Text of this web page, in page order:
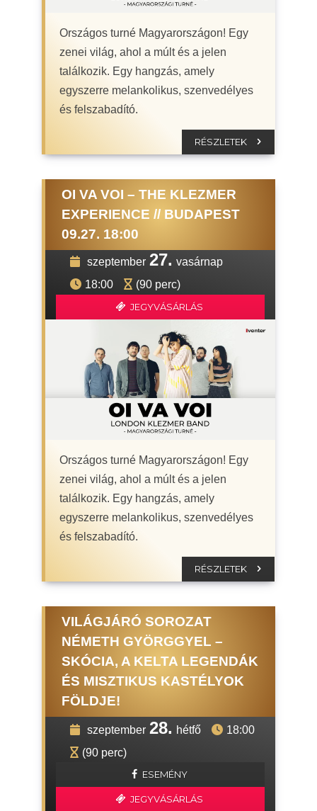
Országos turné Magyarországon! Egy
zenei világ, ahol a múlt és a jelen
találkozik. Egy hangzás, amely
egyszerre melankolikus, szenvedélyes
és felszabadító.
RÉSZLETEK
OI VA VOI – THE KLEZMER
EXPERIENCE // BUDAPEST
09.27. 18:00
szeptember 27. vasárnap
18:00
(90 perc)
JEGYVÁSÁRLÁS
Országos turné Magyarországon! Egy
zenei világ, ahol a múlt és a jelen
találkozik. Egy hangzás, amely
egyszerre melankolikus, szenvedélyes
és felszabadító.
RÉSZLETEK
VILÁGJÁRÓ SOROZAT
NÉMETH GYÖRGGYEL –
SKÓCIA, A KELTA LEGENDÁK
ÉS MISZTIKUS KASTÉLYOK
FÖLDJE!
szeptember 28. hétfő
18:00
(90 perc)
ESEMÉNY
JEGYVÁSÁRLÁS